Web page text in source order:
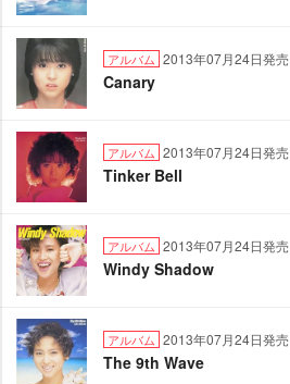
アルバム 2013年07月24日発売
Canary
アルバム 2013年07月24日発売
Tinker Bell
アルバム 2013年07月24日発売
Windy Shadow
アルバム 2013年07月24日発売
The 9th Wave